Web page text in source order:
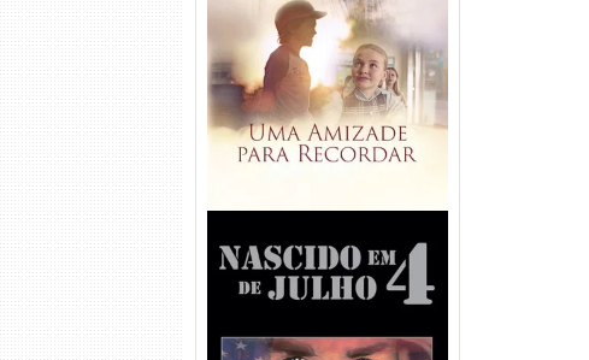
Uma Amizade para Recordar
Torrent (2025) WEB-DL 1080p
Dual Áudio